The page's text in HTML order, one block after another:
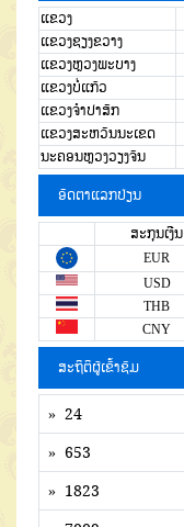
ແຂວງ
ແຂວງຊຽງຂວາງ
ແຂວງຫຼວງພະບາງ
ແຂວງບໍ່ແກ້ວ
ແຂວງຈໍາປາສັກ
ແຂວງສະຫວັນນະເຂດ
ນະຄອນຫຼວງວຽງຈັນ
ອັດຕາແລກປ່ຽນ
ສະກຸນເງີນ
EUR
USD
THB
CNY
ສະຖິຕິຜູ້ເຂົ້າຊົມ
» 24
» 653
» 1823